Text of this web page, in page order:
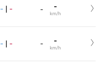
- | - - -
km/h
- | - - -
km/h